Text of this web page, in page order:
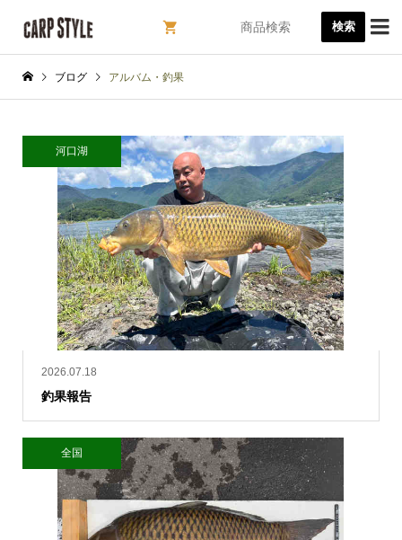
検索 
ブログ アルバム・釣果
2026.07.18
釣果報告
河口湖
全国